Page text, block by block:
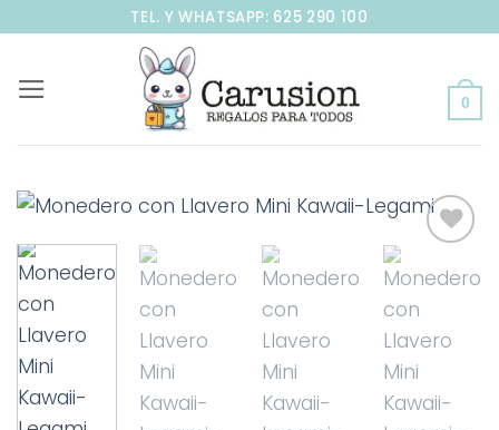
contenido
TEL. Y WHATSAPP: 625 290 100
0
Añadir
a la
lista de
deseos